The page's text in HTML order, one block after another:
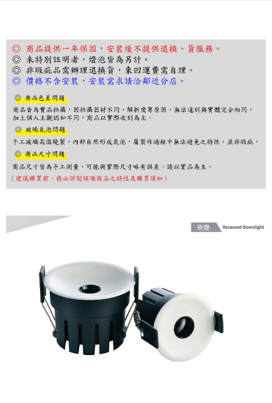
２．訂單成立數日內，您將收到繳費通知簡訊。
３．收到繳費通知簡訊後14天內，點擊此簡訊中的連結，可透過四大超商／
ATM／網路銀行／等多元方式進行付款，方視為交易完成。
※ 請注意：結帳手續完成當下不需立刻繳費，但若您需要取消訂單，請聯絡
購買商品的店家。未經商家同意取消之訂單仍視為有效，需透過AFTEE先享
後付繳納相關費用。
※ 交易是否成功請以「AFTEE先享後付 」之結帳頁面顯示為準，若有關於
是否繳費成功／繳費後需取消欲退款等相關疑問，請聯繫「AFTEE先享後付
客戶支援中心」https://netprotections.freshdesk.com/support/home
【注意事項】
１．透過由恩沛科技股份有限公司提供之「AFTEE先享後付」服務完成之交
易，需依本服務之必要範圍內提供個人資料，並將交易相關給付款項請求債
權轉讓予恩沛科技股份有限公司。
３．未成年的使用者請事先徵得法定代理人或監護人之同意方可使用
「AFTEE先享後付」，若未經同意申辦者引起之損失，本公司不負相關責
時審查核予不同之上限額度；若仍有額度不足之情形，本公司將視審查結果
請求用戶進行身份認證。
５．嚴禁一人註冊多個帳號或使用他人資訊註冊。若發現惡意使用之情形，
恩沛科技股份有限公司將有權停止該用戶之使用額度並採取法律行動。